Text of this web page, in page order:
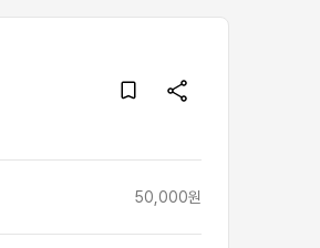
50,000원